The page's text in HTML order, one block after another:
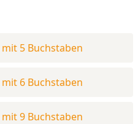
mit 5 Buchstaben
mit 6 Buchstaben
mit 9 Buchstaben